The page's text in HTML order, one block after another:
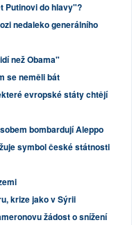
Putinovi do hlavy"?
nedaleko generálního
než Obama"
se neměli bát
evropské státy chtějí
bombardují Aleppo
symbol české státnosti
krize jako v Sýrii
žádost o snížení